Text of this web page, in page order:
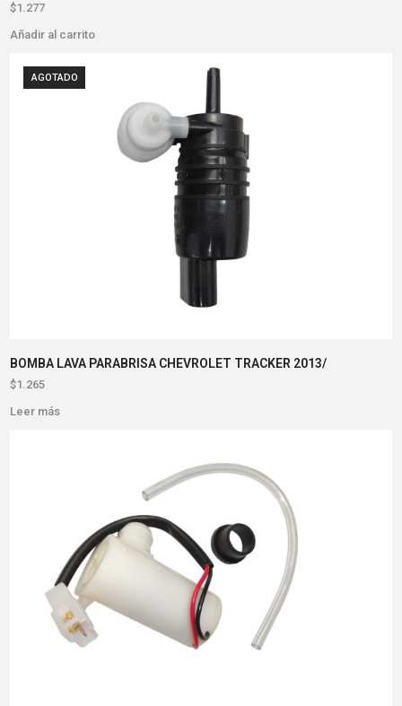
$1.277
Añadir al carrito
AGOTADO
BOMBA LAVA PARABRISA CHEVROLET TRACKER 2013/
$1.265
Leer más